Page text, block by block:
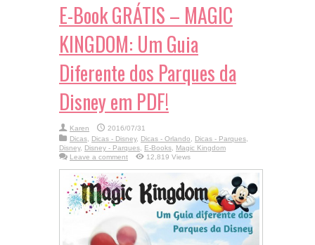
E-Book GRÁTIS – MAGIC
KINGDOM: Um Guia
Diferente dos Parques da
Disney em PDF!
Karen
2016/07/31
Dicas, Dicas - Disney, Dicas - Orlando, Dicas - Parques,
Disney, Disney - Parques, E-Books, Magic Kingdom
Leave a comment
12,819 Views